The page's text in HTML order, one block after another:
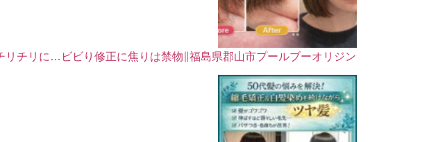
リチリに…ビビり修正に焦りは禁物∥福島県郡山市プールブーオリジン